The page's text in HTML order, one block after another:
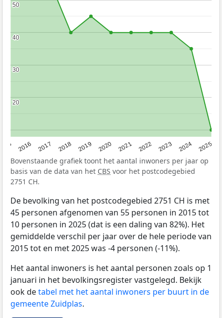
2016 2017 2018 2019 2020 2021 2022 2023 2024 2025
20
20
30
30
40
40
50
50
Bovenstaande grafiek toont het aantal inwoners per jaar op
basis van de data van het CBS voor het postcodegebied
2751 CH.
De bevolking van het postcodegebied 2751 CH is met
45 personen afgenomen van 55 personen in 2015 tot
10 personen in 2025 (dat is een daling van 82%). Het
gemiddelde verschil per jaar over de hele periode van
2015 tot en met 2025 was -4 personen (-11%).
Het aantal inwoners is het aantal personen zoals op 1
januari in het bevolkingsregister vastgelegd. Bekijk
ook detabel met het aantal inwoners per buurt in de
gemeente Zuidplas.